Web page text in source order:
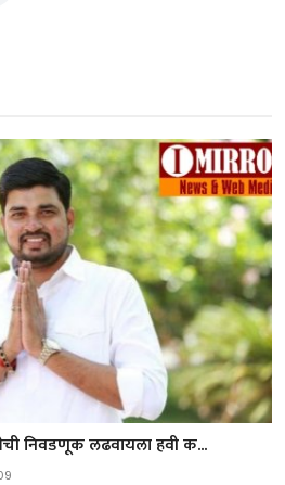
निवडणूक लढवायला हवी क...